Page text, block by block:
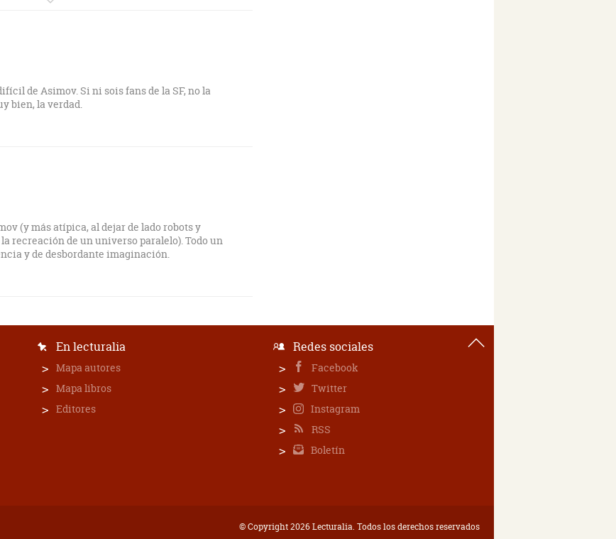
de Asimov. Si ni sois fans de la SF, no la
bien, la verdad.
(y más atípica, al dejar de lado robots y
recreación de un universo paralelo). Todo un
y de desbordante imaginación.
En lecturalia
Mapa autores
Mapa libros
Editores
Redes sociales
Facebook
Twitter
Instagram
RSS
Boletín
© Copyright 2026 Lecturalia. Todos los derechos reservados